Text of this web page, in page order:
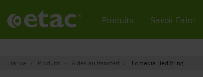
France Produits Aides au transfert Immedia BedString
Produits Savoir Faire